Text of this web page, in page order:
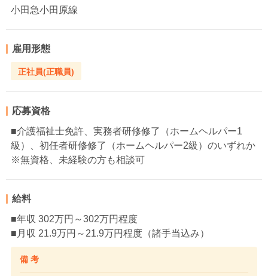
小田急小田原線
雇用形態
正社員(正職員)
応募資格
■介護福祉士免許、実務者研修修了（ホームヘルパー1
級）、初任者研修修了（ホームヘルパー2級）のいずれか
※無資格、未経験の方も相談可
給料
■年収 302万円～302万円程度
■月収 21.9万円～21.9万円程度（諸手当込み）
備 考